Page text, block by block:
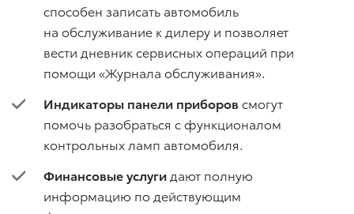
способен записать автомобиль
на обслуживание к дилеру и позволяет
вести дневник сервисных операций при
помощи «Журнала обслуживания».
Индикаторы панели приборовсмогут
помочь разобраться с функционалом
контрольных ламп автомобиля.
Финансовые услуги дают полную
информацию по действующим